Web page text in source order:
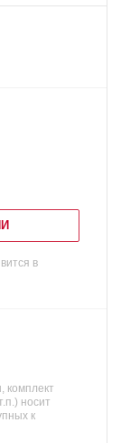
в
комплект
носит
к